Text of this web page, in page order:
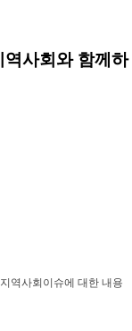
사회와 함께하
역사회이슈에 대한 내용